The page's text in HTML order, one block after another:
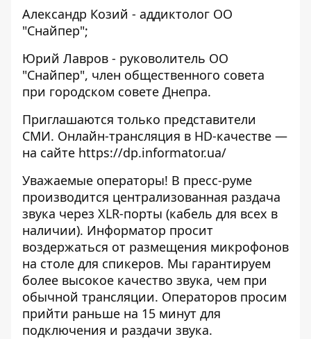
Александр Козий - аддиктолог ОО
"Снайпер";
Юрий Лавров - руковолитель ОО
"Снайпер", член общественного совета
при городском совете Днепра.
Приглашаются только представители
СМИ. Онлайн-трансляция в HD-качестве —
на сайте https://dp.informator.ua/
Уважаемые операторы! В пресс-руме
производится централизованная раздача
звука через XLR-порты (кабель для всех в
наличии). Информатор просит
воздержаться от размещения микрофонов
на столе для спикеров. Мы гарантируем
более высокое качество звука, чем при
обычной трансляции. Операторов просим
прийти раньше на 15 минут для
подключения и раздачи звука.